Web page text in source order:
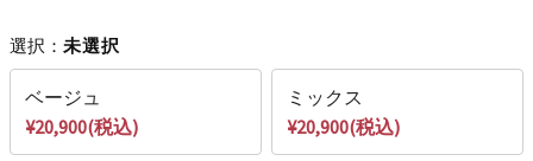
選択： 未選択
ベージュ
¥20,900(税込)
ミックス
¥20,900(税込)